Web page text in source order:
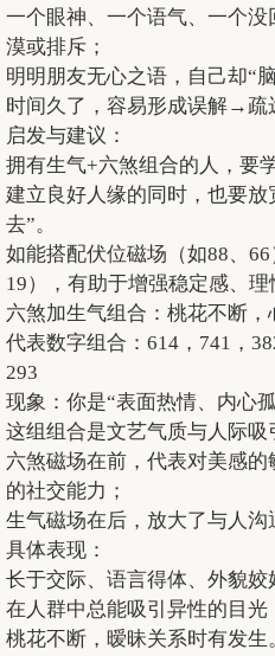
一个眼神、一个语气、一个
漠或排斥；
明明朋友无心之语，自己却“
时间久了，容易形成误解→疏
启发与建议：
拥有生气+六煞组合的人，要
建立良好人缘的同时，也要放
去”。
如能搭配伏位磁场（如88、66
19），有助于增强稳定感、理
六煞加生气组合：桃花不断，
代表数字组合：614，741，
293
现象：你是“表面热情、内心
这组组合是文艺气质与人际吸
六煞磁场在前，代表对美感
的社交能力；
生气磁场在后，放大了与人沟
具体表现：
长于交际、语言得体、外貌姣
在人群中总能吸引异性的目光
桃花不断，暧昧关系时有发生